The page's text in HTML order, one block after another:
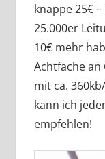
knappe 25€
25.000er
10€ mehr
Achtfache an
mit ca.
kann ich
empfehlen!